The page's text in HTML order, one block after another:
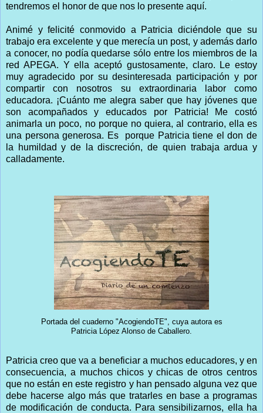
tendremos el honor de que nos lo presente aquí.
Animé y felicité conmovido a Patricia diciéndole que su
trabajo era excelente y que merecía un post, y además darlo
a conocer, no podía quedarse sólo entre los miembros de la
red APEGA. Y ella aceptó gustosamente, claro. Le estoy
muy agradecido por su desinteresada participación y por
compartir con nosotros su extraordinaria labor como
educadora. ¡Cuánto me alegra saber que hay jóvenes que
son acompañados y educados por Patricia! Me costó
animarla un poco, no porque no quiera, al contrario, ella es
una persona generosa. Es porque Patricia tiene el don de
la humildad y de la discreción, de quien trabaja ardua y
calladamente.
Portada del cuaderno "AcogiendoTE", cuya autora es
Patricia López Alonso de Caballero.
Patricia creo que va a beneficiar a muchos educadores, y en
consecuencia, a muchos chicos y chicas de otros centros
que no están en este registro y han pensado alguna vez que
debe hacerse algo más que tratarles en base a programas
de modificación de conducta. Para sensibilizarnos, ella ha